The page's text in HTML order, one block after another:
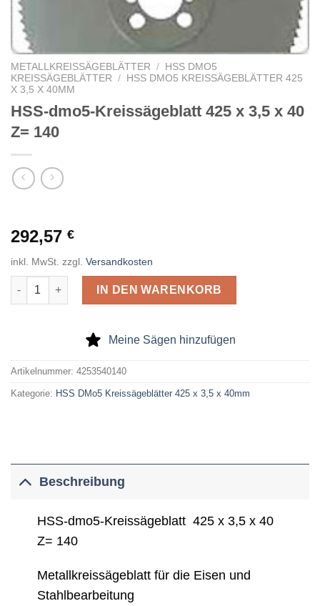
METALLKREISSÄGEBLÄTTER /
HSS DMO5
KREISSÄGEBLÄTTER
/
HSS DMO5 KREISSÄGEBLÄTTER 425
X 3,5 X 40MM
HSS-dmo5-Kreissägeblatt 425 x 3,5 x 40
Z= 140
292,57 €
inkl. MwSt. zzgl. Versandkosten
HSS-dmo5-Kreissägeblatt 425 x 3,5 x 40 Z= 140 Menge
IN DEN WARENKORB
Meine Sägen hinzufügen
Artikelnummer: 4253540140
Kategorie: HSS DMo5 Kreissägeblätter 425 x 3,5 x 40mm
Beschreibung
HSS-dmo5-Kreissägeblatt 425 x 3,5 x 40
Z= 140
Metallkreissägeblatt für die Eisen und
Stahlbearbeitung